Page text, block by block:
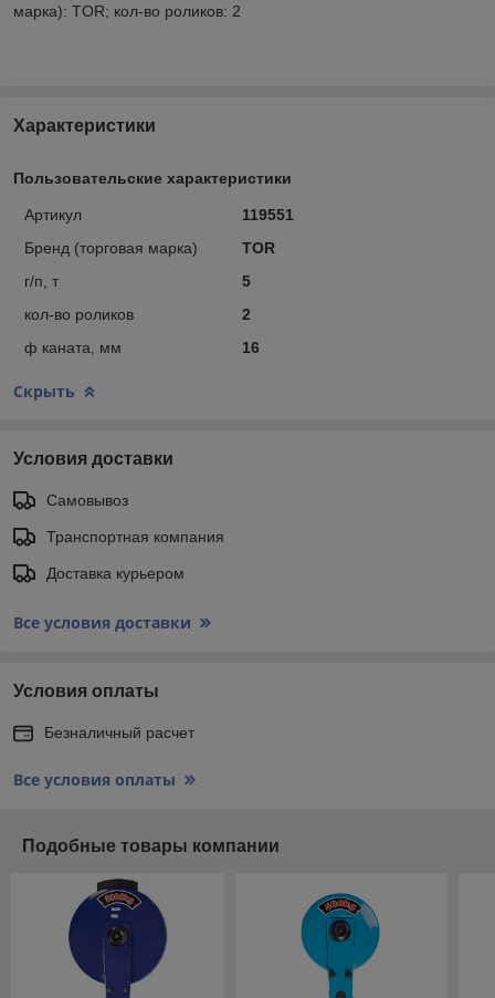
марка): TOR; кол-во роликов: 2
Характеристики
Пользовательские характеристики
Артикул
119551
Бренд (торговая марка)
TOR
г/п, т
5
кол-во роликов
2
ф каната, мм
16
Скрыть
Условия доставки
Самовывоз
Транспортная компания
Доставка курьером
Все условия доставки
Условия оплаты
Безналичный расчет
Все условия оплаты
Подобные товары компании